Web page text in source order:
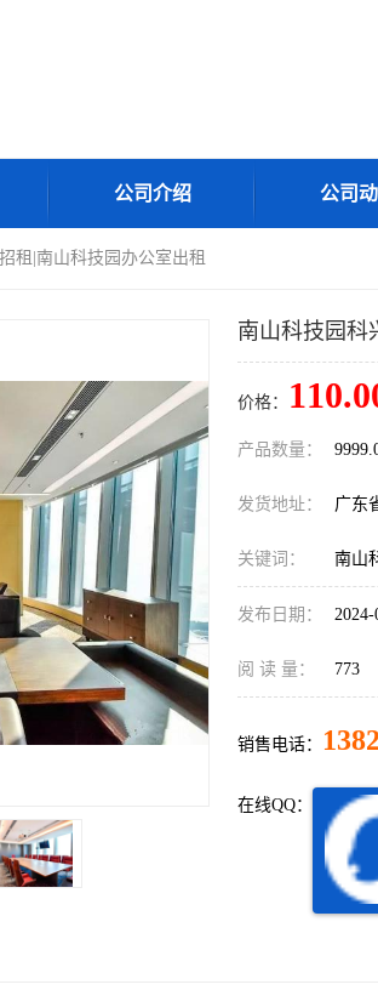
公司介绍 公司
租|南山科技园办公室出租
南山科技园科
价格：
产品数量：
发货地址： 广东
关键词： 南山
发布日期： 2024-
阅 读 量： 773
销售电话：
在线QQ：